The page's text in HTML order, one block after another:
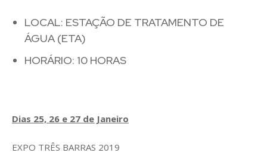
LOCAL: ESTAÇÃO DE TRATAMENTO DE
ÁGUA (ETA)
HORÁRIO: 10 HORAS
Dias 25, 26 e 27 de Janeiro
EXPO TRÊS BARRAS 2019